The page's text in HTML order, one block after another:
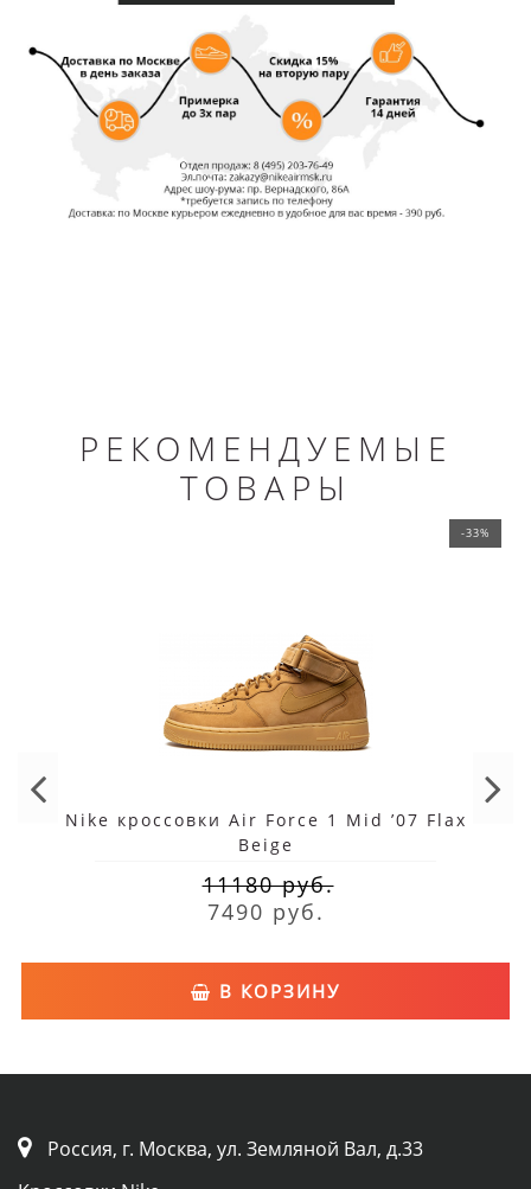
РЕКОМЕНДУЕМЫЕ
ТОВАРЫ
-33%
Nike кроссовки Air Force 1 Mid ’07 Flax
Beige
11180 руб.
7490 руб.
В КОРЗИНУ
Россия, г. Москва, ул. Земляной Вал, д.33